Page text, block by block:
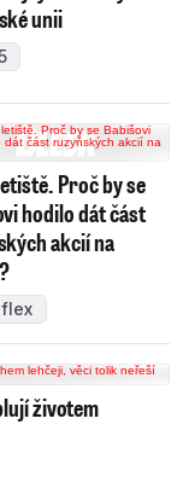
unii
Proč by se
hodilo dát část
akcií na
životem